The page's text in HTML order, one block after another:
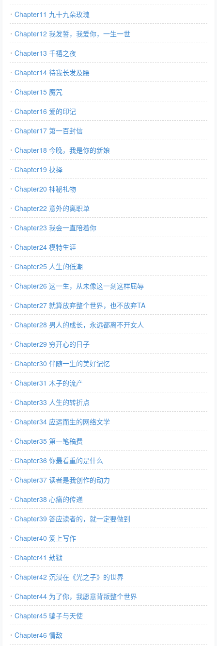
Chapter11 九十九朵玫瑰
Chapter12 我发誓，我爱你，一生一世
Chapter13 千禧之夜
Chapter14 待我长发及腰
Chapter15 魔咒
Chapter16 爱的印记
Chapter17 第一百封信
Chapter18 今晚，我是你的新娘
Chapter19 抉择
Chapter20 神秘礼物
Chapter22 意外的离职单
Chapter23 我会一直陪着你
Chapter24 模特生涯
Chapter25 人生的低潮
Chapter26 这一生，从未像这一刻这样屈辱
Chapter27 就算放弃整个世界，也不放弃TA
Chapter28 男人的成长，永远都离不开女人
Chapter29 穷开心的日子
Chapter30 伴随一生的美好记忆
Chapter31 木子的流产
Chapter33 人生的转折点
Chapter34 应运而生的网络文学
Chapter35 第一笔稿费
Chapter36 你最看重的是什么
Chapter37 读者是我创作的动力
Chapter38 心痛的传递
Chapter39 答应读者的，就一定要做到
Chapter40 爱上写作
Chapter41 劫狱
Chapter42 沉浸在《光之子》的世界
Chapter44 为了你，我愿意背叛整个世界
Chapter45 骗子与天使
Chapter46 情敌